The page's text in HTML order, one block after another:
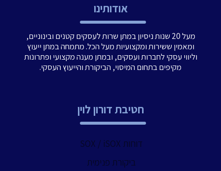
אודותינו
מעל 20 שנות ניסיון במתן שרות לעסקים קטנים ובינוניים,
ומאמין ששירות ומקצועיות מעל הכל. מתמחה במתן ייעוץ
וליווי עסקי לחברות ועסקים, ובמתן מענה מקצועי ופתרונות
מקיפים בתחום המיסוי, הביקורת והייעוץ העסקי.
חטיבת דורון לוין
דוחות SOX / iSOX
ביקורת פנימית